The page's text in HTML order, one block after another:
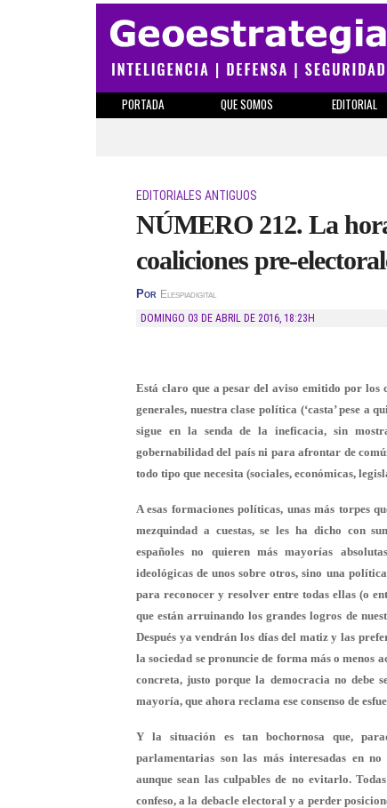
PORTADA QUE SOMOS EDITORIAL
EDITORIALES ANTIGUOS
NÚMERO 212. La
coaliciones pre-
Por Elespiadigital
DOMINGO 03 DE ABRIL DE 2016, 18:23H
Está claro que a pesar del aviso emitido por los
generales, nuestra clase política (‘casta’ pese a
sigue en la senda de la ineficacia, sin
gobernabilidad del país ni para afrontar de
todo tipo que necesita (sociales, económicas,
A esas formaciones políticas, unas más torpes
mezquindad a cuestas, se les ha dicho con
españoles no quieren más mayorías
ideológicas de unos sobre otros, sino una
para reconocer y resolver entre todas ellas (o
que están arruinando los grandes logros de
Después ya vendrán los días del matiz y las
la sociedad se pronuncie de forma más o menos
concreta, justo porque la democracia no debe
mayoría, que ahora reclama ese consenso de
Y la situación es tan bochornosa que,
parlamentarias son las más interesadas en
aunque sean las culpables de no evitarlo.
confeso, a la debacle electoral y a perder